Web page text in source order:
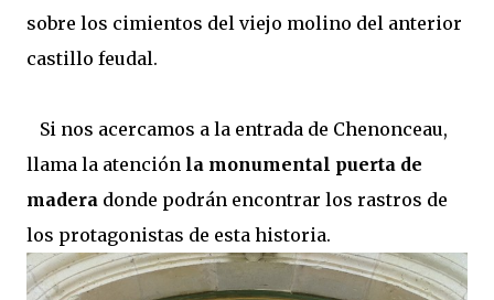
sobre los cimientos del viejo molino del anterior
castillo feudal.
Si nos acercamos a la entrada de Chenonceau,
llama la atención la monumental puerta de
madera donde podrán encontrar los rastros de
los protagonistas de esta historia.